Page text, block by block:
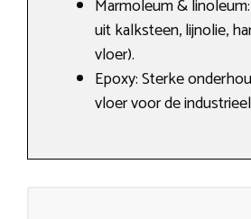
Marmoleum &
uit kalksteen, lijnolie,
vloer).
Epoxy: Sterke
vloer voor de